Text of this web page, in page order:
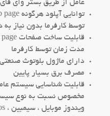
عامل از طریق بستر وای فای
توسط کارفرما بدون نیاز
مدت زمان توسط کارفرما
دارای ماژول بلوتوث صنعتی
مصرف برق بسیار پایین
قابلیت شناسایی سیستم
مخصوص نسبت به نوع
ویندوز موبایل ، سیمبین ، ios و... )